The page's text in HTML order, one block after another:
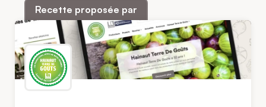
Recette proposée par